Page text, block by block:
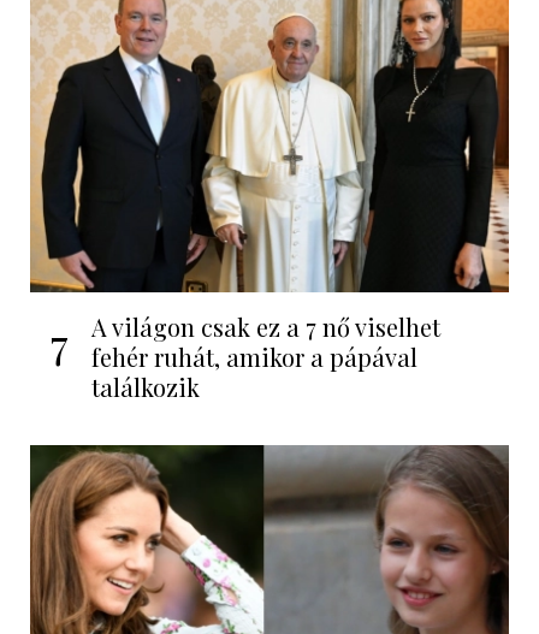
7
A világon csak ez a 7 nő viselhet
fehér ruhát, amikor a pápával
találkozik